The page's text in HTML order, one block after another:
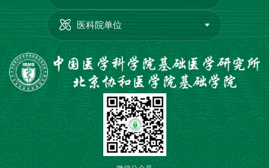
医科院单位